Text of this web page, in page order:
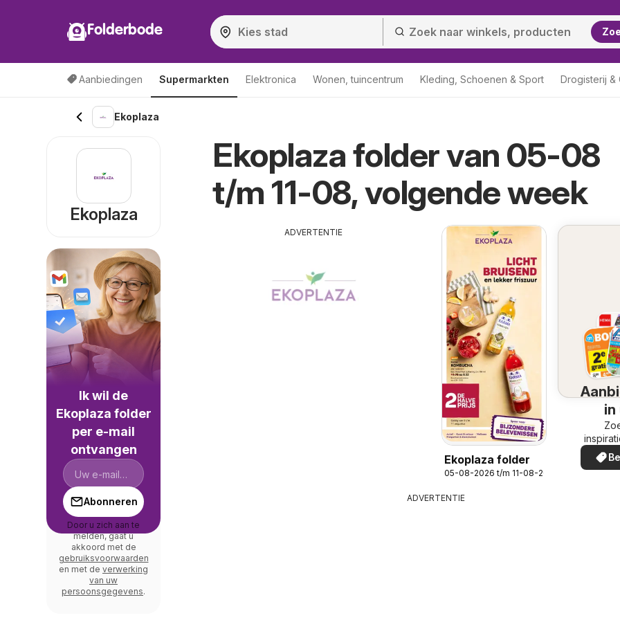
Folderbode
Aanbiedingen Supermarkten Elektronica Wonen, tuincentrum Kleding, Schoenen & Sport Drogisterij &
Ekoplaza
Ekoplaza folder van 05-08
t/m 11-08, volgende week
ADVERTENTIE
Ekoplaza folder
05-08-2026 t/m 11-08-2026
in
de
in
ADVERTENTIE
Ekoplaza
Ik wil de
Ekoplaza folder
per e-mail
ontvangen
Abonneren
Door u zich aan te
melden, gaat u
akkoord met de
gebruiksvoorwaarden
en met de verwerking
van uw
persoonsgegevens.